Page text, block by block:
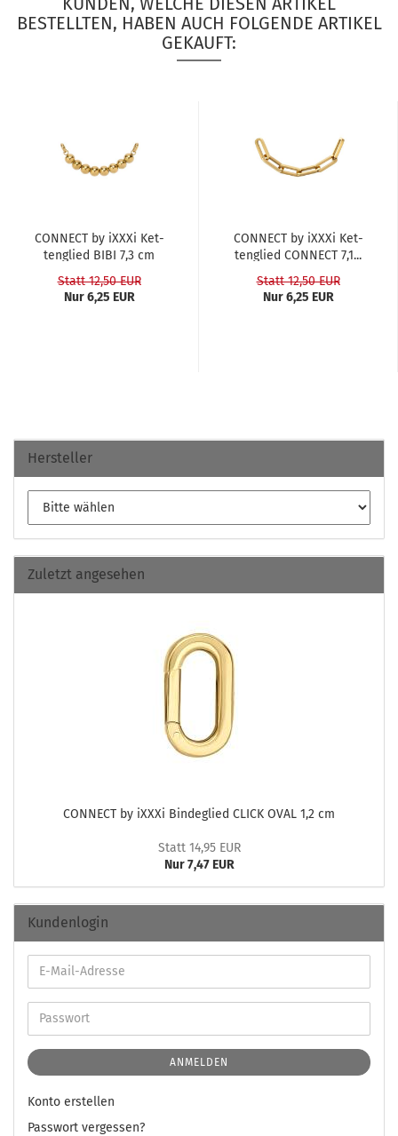
BESTELLTEN, HABEN AUCH FOLGENDE ARTIKEL
GEKAUFT:
CON­NECT by iXXXi Ket­
ten­glied BIBI 7,3 cm
Statt 12,50 EUR
Nur 6,25 EUR
CON­NECT by iXXXi Ket­
ten­glied CON­NECT 7,1...
Statt 12,50 EUR
Nur 6,25 EUR
Hersteller
Zuletzt angesehen
CON­NECT by iXXXi Bin­de­glied CLICK OVAL 1,2 cm
Statt 14,95 EUR
Nur 7,47 EUR
Kundenlogin
ANMELDEN
Konto erstellen
Passwort vergessen?